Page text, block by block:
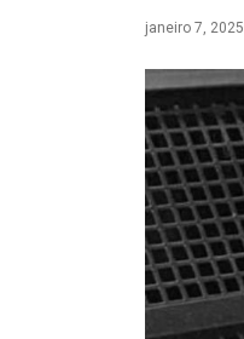
janeiro 7, 2025